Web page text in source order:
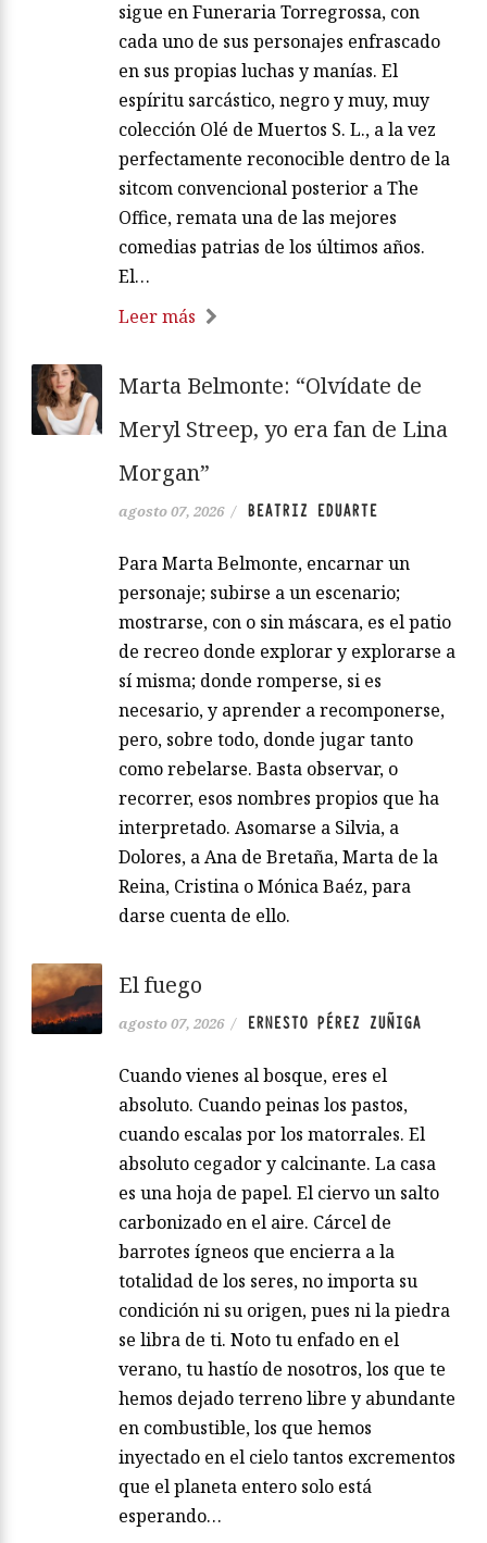
sigue en Funeraria Torregrossa, con
cada uno de sus personajes enfrascado
en sus propias luchas y manías. El
espíritu sarcástico, negro y muy, muy
colección Olé de Muertos S. L., a la vez
perfectamente reconocible dentro de la
sitcom convencional posterior a The
Office, remata una de las mejores
comedias patrias de los últimos años.
El…
Leer más
Marta Belmonte: “Olvídate de
Meryl Streep, yo era fan de Lina
Morgan”
agosto 07, 2026 / BEATRIZ EDUARTE
Para Marta Belmonte, encarnar un
personaje; subirse a un escenario;
mostrarse, con o sin máscara, es el patio
de recreo donde explorar y explorarse a
sí misma; donde romperse, si es
necesario, y aprender a recomponerse,
pero, sobre todo, donde jugar tanto
como rebelarse. Basta observar, o
recorrer, esos nombres propios que ha
interpretado. Asomarse a Silvia, a
Dolores, a Ana de Bretaña, Marta de la
Reina, Cristina o Mónica Baéz, para
darse cuenta de ello.
El fuego
agosto 07, 2026 / ERNESTO PÉREZ ZUÑIGA
Cuando vienes al bosque, eres el
absoluto. Cuando peinas los pastos,
cuando escalas por los matorrales. El
absoluto cegador y calcinante. La casa
es una hoja de papel. El ciervo un salto
carbonizado en el aire. Cárcel de
barrotes ígneos que encierra a la
totalidad de los seres, no importa su
condición ni su origen, pues ni la piedra
se libra de ti. Noto tu enfado en el
verano, tu hastío de nosotros, los que te
hemos dejado terreno libre y abundante
en combustible, los que hemos
inyectado en el cielo tantos excrementos
que el planeta entero solo está
esperando…